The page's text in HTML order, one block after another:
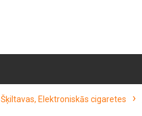
Šķiltavas, Elektroniskās cigaretes